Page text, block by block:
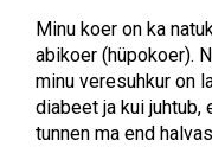
Minu koer on ka
abikoer (hüpokoer).
minu veresuhkur on
diabeet ja kui juhtub,
tunnen ma end